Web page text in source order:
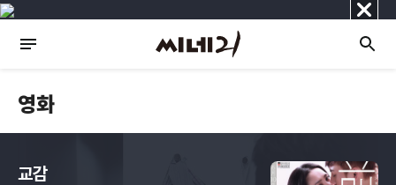
닫
기
영화
교감